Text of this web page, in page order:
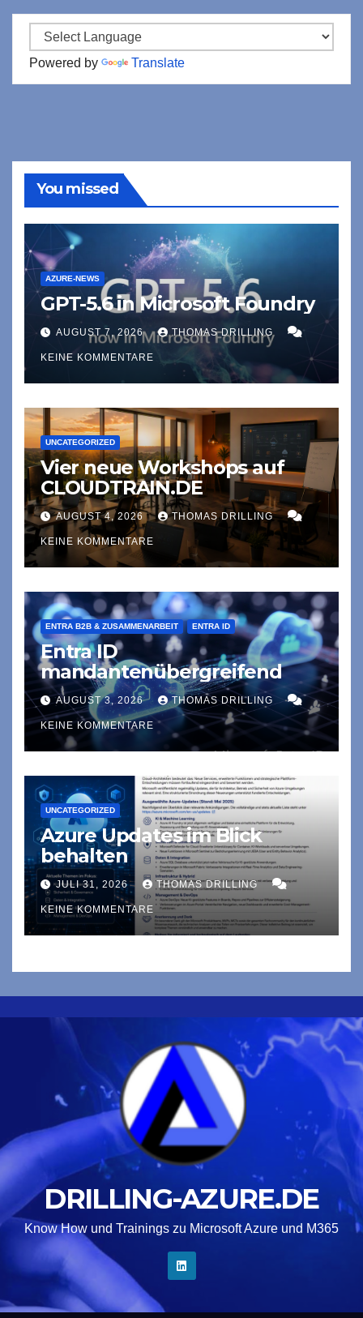
Powered by Translate
You missed
AZURE-NEWS
GPT-5.6 in Microsoft Foundry
AUGUST 7, 2026 THOMAS DRILLING
KEINE KOMMENTARE
UNCATEGORIZED
Vier neue Workshops auf
CLOUDTRAIN.DE
AUGUST 4, 2026 THOMAS DRILLING
KEINE KOMMENTARE
ENTRA B2B & ZUSAMMENARBEIT ENTRA ID
Entra ID
mandantenübergreifend
AUGUST 3, 2026 THOMAS DRILLING
KEINE KOMMENTARE
UNCATEGORIZED
Azure Updates im Blick
behalten
JULI 31, 2026 THOMAS DRILLING
KEINE KOMMENTARE
DRILLING-AZURE.DE
Know How und Trainings zu Microsoft Azure und M365